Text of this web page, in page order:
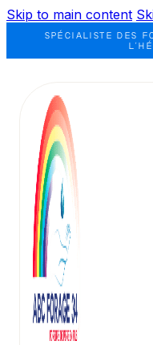
Skip to main content
SPÉCIALISTE DES